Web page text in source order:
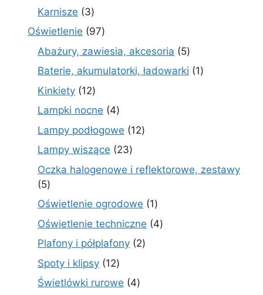
Karnisze 33
produkty
Oświetlenie 9797
produktów
Abażury, zawiesia, akcesoria 55
produktów
Baterie, akumulatorki, ładowarki 11
Kinkiety 1212
produktów
Lampki nocne 44
produkty
Lampy podłogowe 1212
Lampy wiszące 2323
produkty
Oczka halogenowe i reflektorowe, zestawy
55
produktów
Oświetlenie ogrodowe 11
produkt
Oświetlenie techniczne 44
Plafony i półplafony 22
Spoty i klipsy 1212
produktów
Świetlówki rurowe 44